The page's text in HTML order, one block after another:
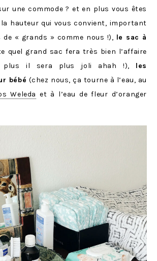
une commode ? et en plus vous êtes
hauteur qui vous convient, important
de « grands » comme nous !), le sac à
quel grand sac fera très bien l’affaire
il sera plus joli ahah !), les
bébé (chez nous, ça tourne à l’eau, au
Weleda et à l’eau de fleur d’oranger